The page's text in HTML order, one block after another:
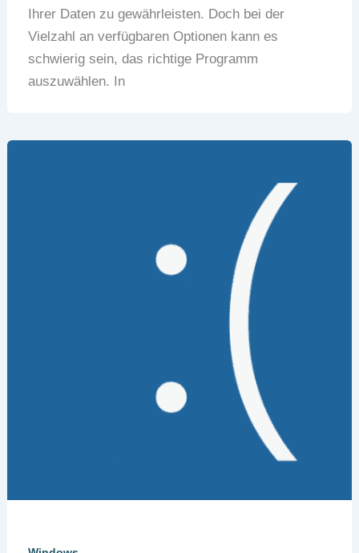
Ihrer Daten zu gewährleisten. Doch bei der
Vielzahl an verfügbaren Optionen kann es
schwierig sein, das richtige Programm
auszuwählen. In